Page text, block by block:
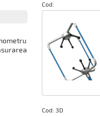
Cod:
Cod: 3D